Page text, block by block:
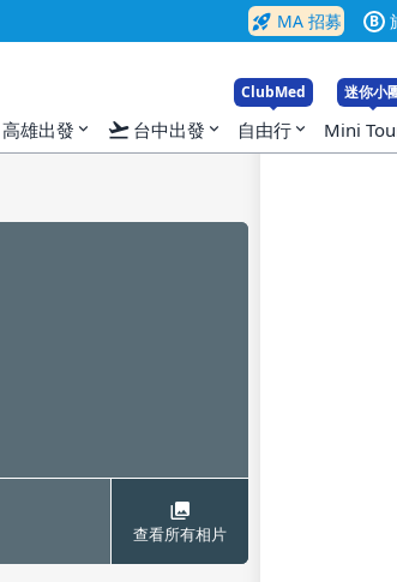
rocket_launch MA 招募 B
高雄出發 expand_more flight_takeoff 台中出發 expand_more
ClubMed
自由行 expand_more
迷你小
Mini
查看所有相片